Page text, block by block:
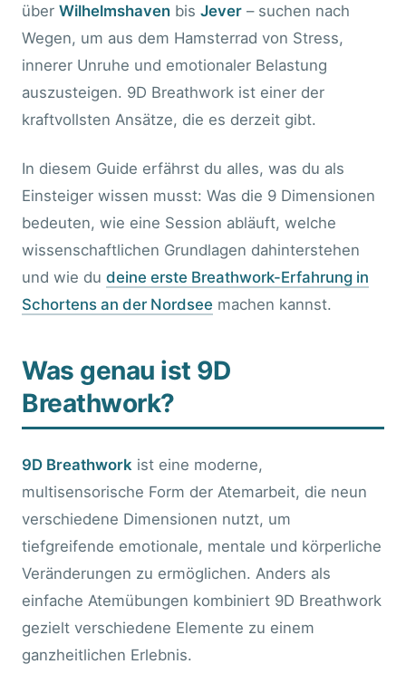
über Wilhelmshaven bis Jever – suchen nach
Wegen, um aus dem Hamsterrad von Stress,
innerer Unruhe und emotionaler Belastung
auszusteigen. 9D Breathwork ist einer der
kraftvollsten Ansätze, die es derzeit gibt.
In diesem Guide erfährst du alles, was du als
Einsteiger wissen musst: Was die 9 Dimensionen
bedeuten, wie eine Session abläuft, welche
wissenschaftlichen Grundlagen dahinterstehen
und wie du deine erste Breathwork-Erfahrung in
Schortens an der Nordsee machen kannst.
Was genau ist 9D
Breathwork?
9D Breathwork ist eine moderne,
multisensorische Form der Atemarbeit, die neun
verschiedene Dimensionen nutzt, um
tiefgreifende emotionale, mentale und körperliche
Veränderungen zu ermöglichen. Anders als
einfache Atemübungen kombiniert 9D Breathwork
gezielt verschiedene Elemente zu einem
ganzheitlichen Erlebnis.